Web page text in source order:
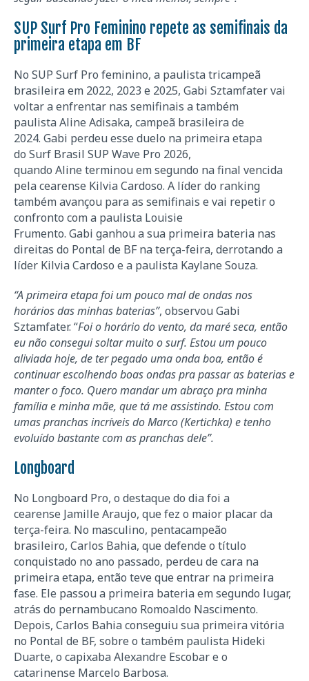
SUP Surf Pro Feminino repete as semifinais da
primeira etapa em BF
No SUP Surf Pro feminino, a paulista tricampeã
brasileira em 2022, 2023 e 2025, Gabi Sztamfater vai
voltar a enfrentar nas semifinais a também
paulista Aline Adisaka, campeã brasileira de
2024. Gabi perdeu esse duelo na primeira etapa
do Surf Brasil SUP Wave Pro 2026,
quando Aline terminou em segundo na final vencida
pela cearense Kilvia Cardoso. A líder do ranking
também avançou para as semifinais e vai repetir o
confronto com a paulista Louisie
Frumento. Gabi ganhou a sua primeira bateria nas
direitas do Pontal de BF na terça-feira, derrotando a
líder Kilvia Cardoso e a paulista Kaylane Souza.
“A primeira etapa foi um pouco mal de ondas nos
horários das minhas baterias”, observou Gabi
Sztamfater. “Foi o horário do vento, da maré seca, então
eu não consegui soltar muito o surf. Estou um pouco
aliviada hoje, de ter pegado uma onda boa, então é
continuar escolhendo boas ondas pra passar as baterias e
manter o foco. Quero mandar um abraço pra minha
família e minha mãe, que tá me assistindo. Estou com
umas pranchas incríveis do Marco (Kertichka) e tenho
evoluído bastante com as pranchas dele”.
Longboard
No Longboard Pro, o destaque do dia foi a
cearense Jamille Araujo, que fez o maior placar da
terça-feira. No masculino, pentacampeão
brasileiro, Carlos Bahia, que defende o título
conquistado no ano passado, perdeu de cara na
primeira etapa, então teve que entrar na primeira
fase. Ele passou a primeira bateria em segundo lugar,
atrás do pernambucano Romoaldo Nascimento.
Depois, Carlos Bahia conseguiu sua primeira vitória
no Pontal de BF, sobre o também paulista Hideki
Duarte, o capixaba Alexandre Escobar e o
catarinense Marcelo Barbosa.